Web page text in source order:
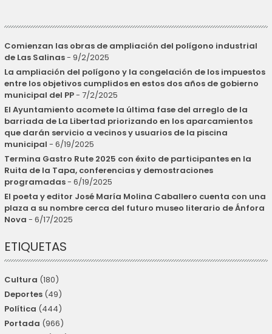
Comienzan las obras de ampliación del polígono industrial
de Las Salinas- 9/2/2025
La ampliación del polígono y la congelación de los impuestos
entre los objetivos cumplidos en estos dos años de gobierno
municipal del PP- 7/2/2025
El Ayuntamiento acomete la última fase del arreglo de la
barriada de La Libertad priorizando en los aparcamientos
que darán servicio a vecinos y usuarios de la piscina
municipal - 6/19/2025
Termina Gastro Rute 2025 con éxito de participantes en la
Ruita de la Tapa, conferencias y demostraciones
programadas- 6/19/2025
El poeta y editor José María Molina Caballero cuenta con una
plaza a su nombre cerca del futuro museo literario de Ánfora
Nova - 6/17/2025
ETIQUETAS
Cultura (180)
Deportes (49)
Política (444)
Portada (966)